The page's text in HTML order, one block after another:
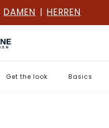
DAMEN | HERREN
Get the look Basics